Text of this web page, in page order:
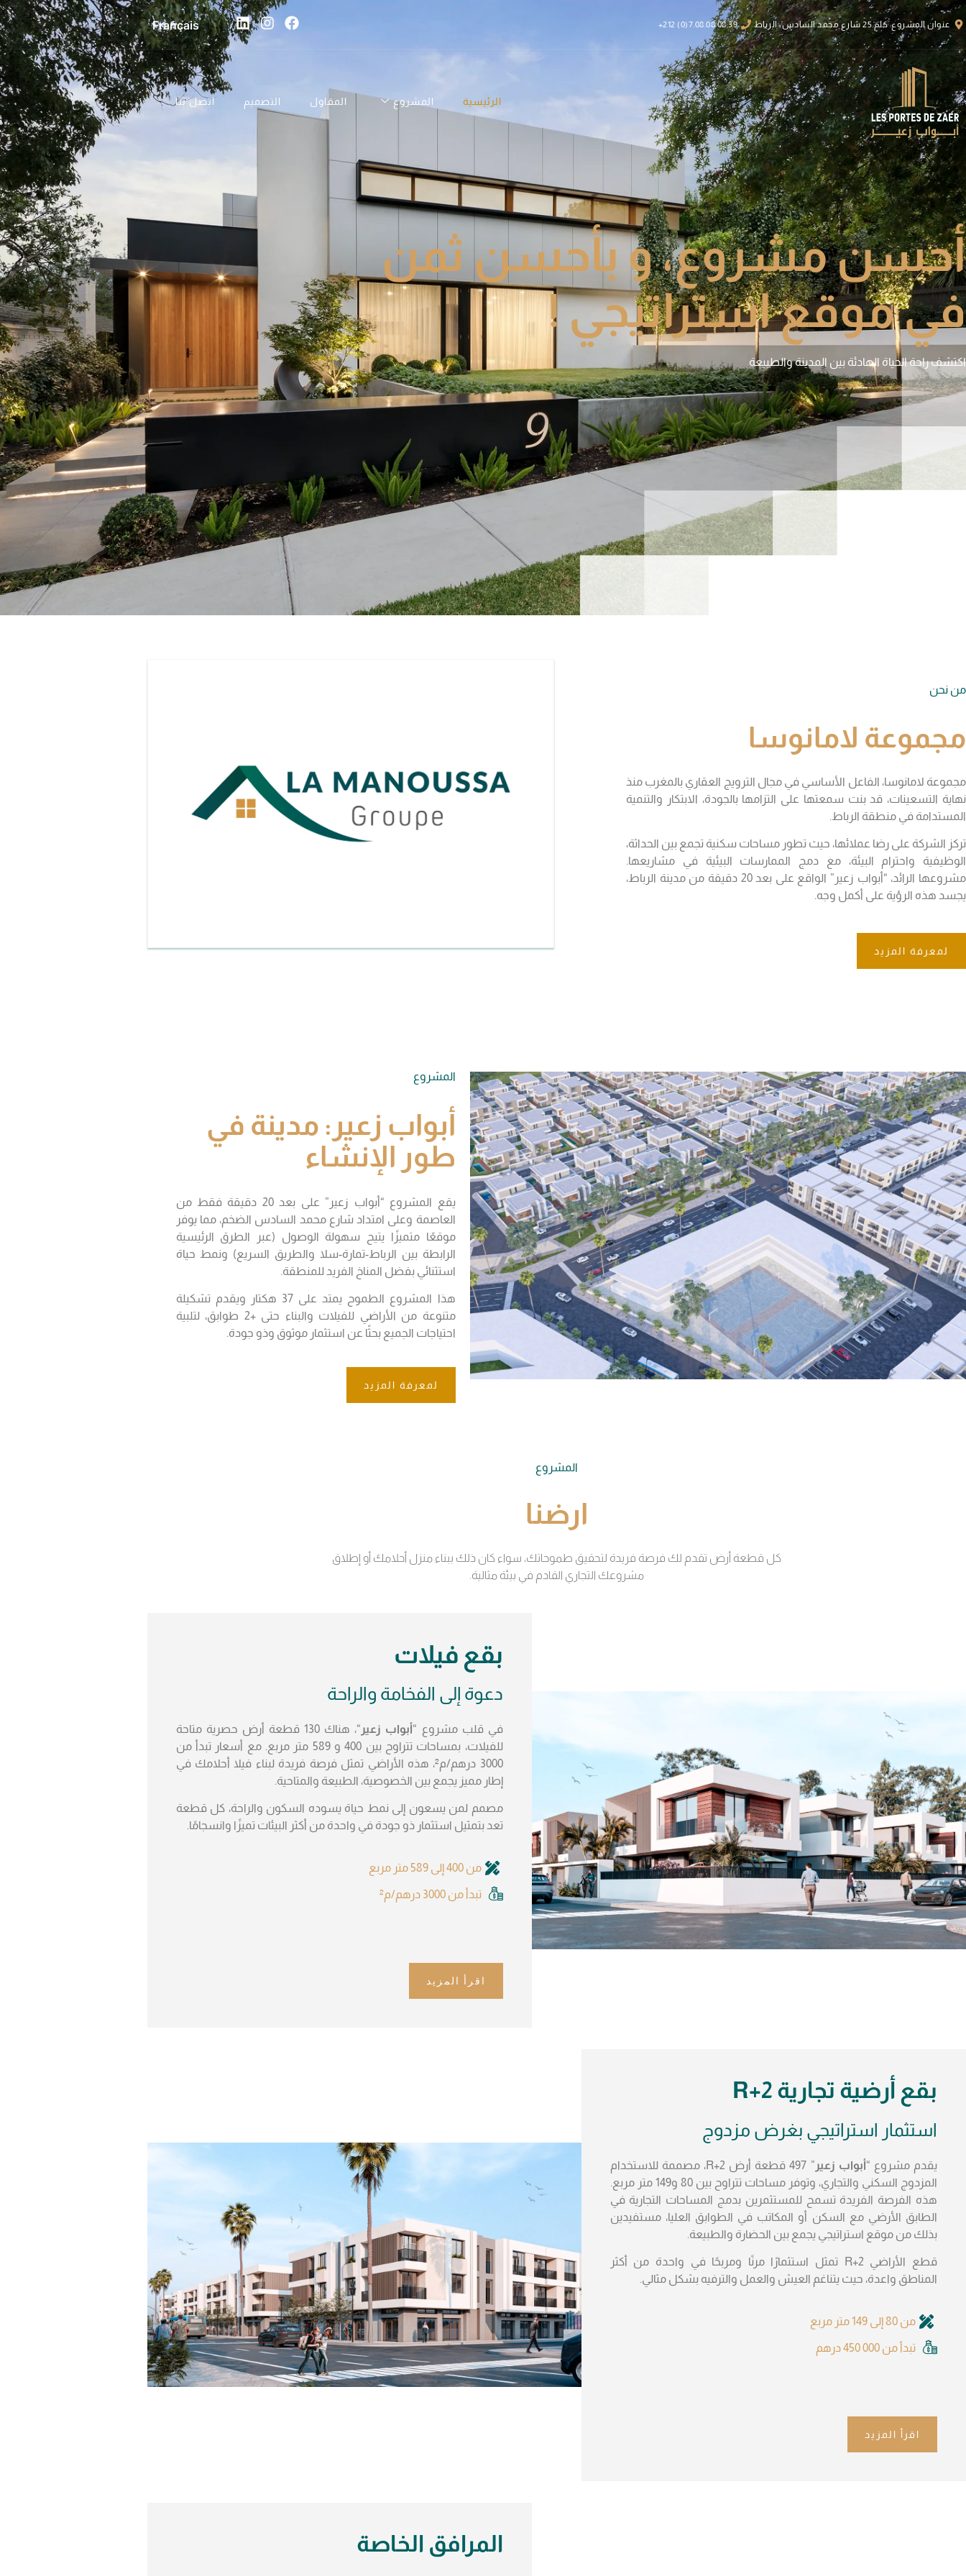
عنوان المشروع: كلم 25 شارع محمد السادس، الرباط 7.08.08.08.39(0) 212+
Français
الرئيسية المشروع المقاول التصميم اتصل بنا
الرئيسية
أحسن مشروع، و بأحسن ثمن
في موقع استراتيجي !
اكتشف راحة الحياة الهادئة بين المدينة والطبيعة
من نحن
مجموعة لامانوسا
مجموعة لامانوسا، الفاعل الأساسي في مجال الترويج العقاري بالمغرب منذ
نهاية التسعينات، قد بنت سمعتها على التزامها بالجودة، الابتكار والتنمية
المستدامة في منطقة الرباط.
تركز الشركة على رضا عملائها، حيث تطور مساحات سكنية تجمع بين الحداثة،
الوظيفية واحترام البيئة، مع دمج الممارسات البيئية في مشاريعها.
مشروعها الرائد، “أبواب زعير” الواقع على بعد 20 دقيقة من مدينة الرباط،
يجسد هذه الرؤية على أكمل وجه.
لمعرفة المزيد
المشروع
أبواب زعير: مدينة في
طور الإنشاء
يقع المشروع “أبواب زعير” على بعد 20 دقيقة فقط من
العاصمة وعلى امتداد شارع محمد السادس الضخم، مما يوفر
موقعًا متميزًا يتيح سهولة الوصول (عبر الطرق الرئيسية
الرابطة بين الرباط-تمارة-سلا والطريق السريع) ونمط حياة
استثنائي بفضل المناخ الفريد للمنطقة.
هذا المشروع الطموح يمتد على 37 هكتار ويقدم تشكيلة
متنوعة من الأراضي للفيلات والبناء حتى +2 طوابق، لتلبية
احتياجات الجميع بحثًا عن استثمار موثوق وذو جودة.
لمعرفة المزيد
المشروع
ارضنا
كل قطعة أرض تقدم لك فرصة فريدة لتحقيق طموحاتك، سواء كان ذلك ببناء منزل أحلامك أو إطلاق
مشروعك التجاري القادم في بيئة مثالية.
بقع فيلات
دعوة إلى الفخامة والراحة
في قلب مشروع “أبواب زعير
“، هناك 130 قطعة أرض حصرية متاحة
للفيلات، بمساحات تتراوح بين 400 و 589 متر مربع. مع أسعار تبدأ من
3000 درهم/م²، هذه الأراضي تمثل فرصة فريدة لبناء فيلا أحلامك في
إطار مميز يجمع بين الخصوصية، الطبيعة والمتاحية.
مصمم لمن يسعون إلى نمط حياة يسوده السكون والراحة، كل قطعة
تعد بتمثيل استثمار ذو جودة في واحدة من أكثر البيئات تميزًا وانسجامًا.
من 400 إلى 589 متر مربع
تبدأ من 3000 درهم/م²
اقرأ المزيد
بقع أرضية تجارية R+2
استثمار استراتيجي بغرض مزدوج
يقدم مشروع “أبواب زعير
” 497 قطعة أرض R+2، مصممة للاستخدام
المزدوج السكني والتجاري، وتوفر مساحات تتراوح بين 80 و149 متر مربع.
هذه الفرصة الفريدة تسمح للمستثمرين بدمج المساحات التجارية في
الطابق الأرضي مع السكن أو المكاتب في الطوابق العليا، مستفيدين
بذلك من موقع استراتيجي يجمع بين الحضارة والطبيعة.
قطع الأراضي R+2 تمثل استثمارًا مرنًا ومربحًا في واحدة من أكثر
المناطق واعدة، حيث يتناغم العيش والعمل والترفيه بشكل مثالي.
من 80 إلى 149 متر مربع
تبدأ من 450 000 درهم
اقرأ المزيد
المرافق الخاصة